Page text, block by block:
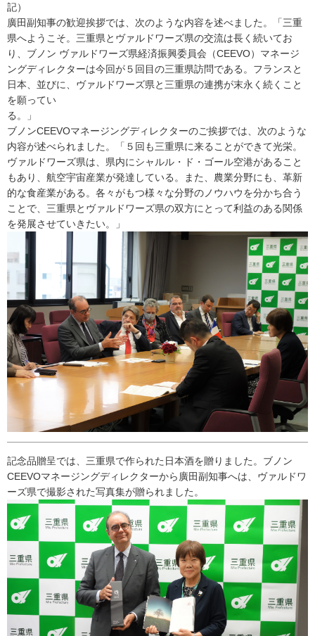
記
廣田副知事の歓迎挨拶では、次のような内容を述べました。「三重
県へようこそ。三重県とヴァルドワーズ県の交流は長く続いてお
り、ブノン ヴァルドワーズ県経済振興委員会（CEEVO）マネージ
ングディレクターは今回が５回目の三重県訪問である。フランスと
日本、並びに、ヴァルドワーズ県と三重県の連携が末永く続くこと
を願ってい
る。
ブノンCEEVOマネージングディレクターのご挨拶では、次のような
内容が述べられました。「５回も三重県に来ることができて光栄。
ヴァルドワーズ県は、県内にシャルル・ド・ゴール空港があること
もあり、航空宇宙産業が発達している。また、農業分野にも、革新
的な食産業がある。各々がもつ様々な分野のノウハウを分かち合う
ことで、三重県とヴァルドワーズ県の双方にとって利益のある関係
を発展させていきたい。」
記念品贈呈では、三重県で作られた日本酒を贈りました。ブノン
CEEVOマネージングディレクターから廣田副知事へは、ヴァルドワ
ーズ県で撮影された写真集が贈られました。